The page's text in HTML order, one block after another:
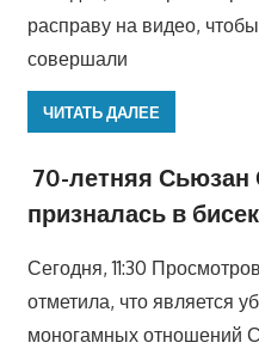
расправу на видео,
совершали
ЧИТАТЬ ДАЛЕЕ
70-летняя Сьюзан
призналась в
Сегодня, 11:30
отметила, что является
моногамных отношений